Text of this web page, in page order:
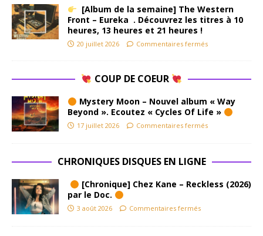
[Album de la semaine] The Western
Front – Eureka . Découvrez les titres à 10
heures, 13 heures et 21 heures !
20 juillet 2026 Commentaires fermés
COUP DE COEUR
Mystery Moon – Nouvel album « Way
Beyond ». Ecoutez « Cycles Of Life »
17 juillet 2026 Commentaires fermés
CHRONIQUES DISQUES EN LIGNE
[Chronique] Chez Kane – Reckless (2026)
par le Doc.
3 août 2026 Commentaires fermés